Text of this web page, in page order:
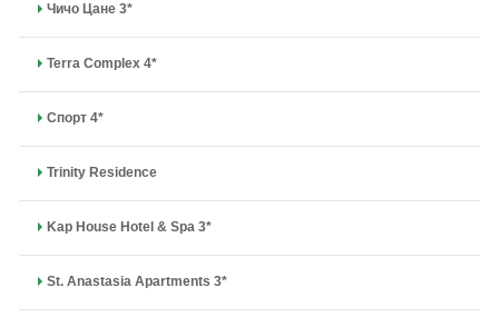
Чичо Цане 3*
Terra Complex 4*
Спорт 4*
Trinity Residence
Kap House Hotel & Spa 3*
St. Anastasia Apartments 3*